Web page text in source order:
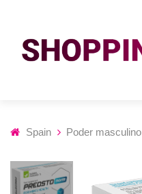
Spain Poder masculino